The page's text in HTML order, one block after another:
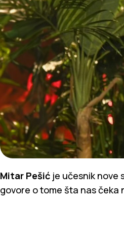
Mitar Pešić je učesnik nove
govore o tome šta nas čeka